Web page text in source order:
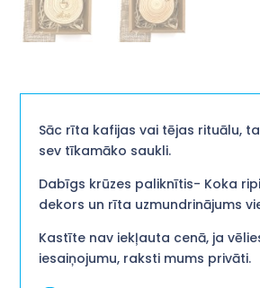
Sāc rīta kafijas vai tējas rituālu,
sev tīkamāko saukli.
Dabīgs krūzes paliknītis- Koka
dekors un rīta uzmundrinājums
Kastīte nav iekļauta cenā, ja
iesaiņojumu, raksti mums privāti.